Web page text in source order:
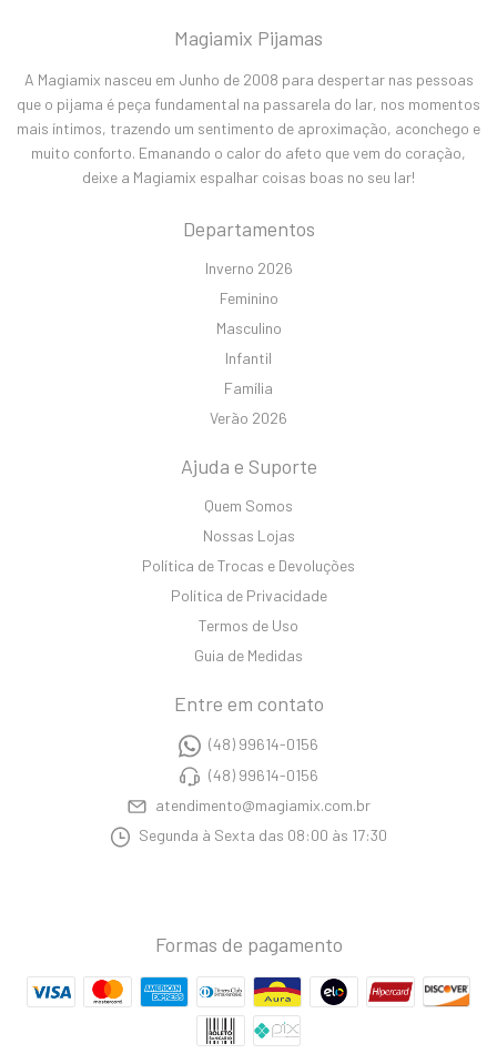
Magiamix Pijamas
A Magiamix nasceu em Junho de 2008 para despertar nas pessoas
que o pijama é peça fundamental na passarela do lar, nos momentos
mais íntimos, trazendo um sentimento de aproximação, aconchego e
muito conforto. Emanando o calor do afeto que vem do coração,
deixe a Magiamix espalhar coisas boas no seu lar!
Departamentos
Inverno 2026
Feminino
Masculino
Infantil
Família
Verão 2026
Ajuda e Suporte
Quem Somos
Nossas Lojas
Política de Trocas e Devoluções
Política de Privacidade
Termos de Uso
Guia de Medidas
Entre em contato
(48) 99614-0156
(48) 99614-0156
atendimento@magiamix.com.br
Segunda à Sexta das 08:00 às 17:30
Formas de pagamento